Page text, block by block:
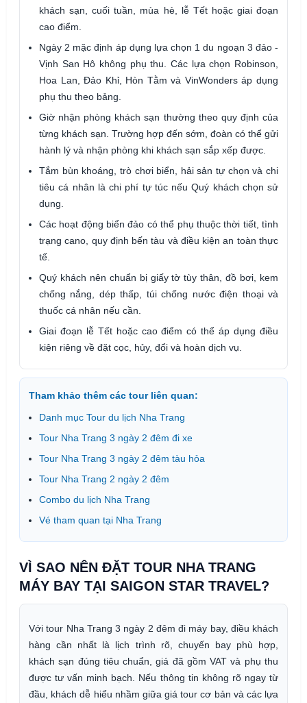
khách sạn, cuối tuần, mùa hè, lễ Tết hoặc giai đoạn
cao điểm.
Ngày 2 mặc định áp dụng lựa chọn 1 du ngoạn 3 đảo -
Vịnh San Hô không phụ thu. Các lựa chọn Robinson,
Hoa Lan, Đảo Khỉ, Hòn Tằm và VinWonders áp dụng
phụ thu theo bảng.
Giờ nhận phòng khách sạn thường theo quy định của
từng khách sạn. Trường hợp đến sớm, đoàn có thể gửi
hành lý và nhận phòng khi khách sạn sắp xếp được.
Tắm bùn khoáng, trò chơi biển, hải sản tự chọn và chi
tiêu cá nhân là chi phí tự túc nếu Quý khách chọn sử
dụng.
Các hoạt động biển đảo có thể phụ thuộc thời tiết, tình
trạng cano, quy định bến tàu và điều kiện an toàn thực
tế.
Quý khách nên chuẩn bị giấy tờ tùy thân, đồ bơi, kem
chống nắng, dép thấp, túi chống nước điện thoại và
thuốc cá nhân nếu cần.
Giai đoạn lễ Tết hoặc cao điểm có thể áp dụng điều
kiện riêng về đặt cọc, hủy, đổi và hoàn dịch vụ.
Tham khảo thêm các tour liên quan:
Danh mục Tour du lịch Nha Trang
Tour Nha Trang 3 ngày 2 đêm đi xe
Tour Nha Trang 3 ngày 2 đêm tàu hỏa
Tour Nha Trang 2 ngày 2 đêm
Combo du lịch Nha Trang
Vé tham quan tại Nha Trang
VÌ SAO NÊN ĐẶT TOUR NHA TRANG
MÁY BAY TẠI SAIGON STAR TRAVEL?
Với tour Nha Trang 3 ngày 2 đêm đi máy bay, điều khách
hàng cần nhất là lịch trình rõ, chuyến bay phù hợp,
khách sạn đúng tiêu chuẩn, giá đã gồm VAT và phụ thu
được tư vấn minh bạch. Nếu thông tin không rõ ngay từ
đầu, khách dễ hiểu nhầm giữa giá tour cơ bản và các lựa